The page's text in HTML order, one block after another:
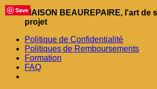
PasserMAISON BEAUREPAIRE, l'art de
projet
Politique de Confidentialité
Politiques de Remboursements
Formation
FAQ
Save
Save
Save
Save
Save
Save
Save
Save
Save